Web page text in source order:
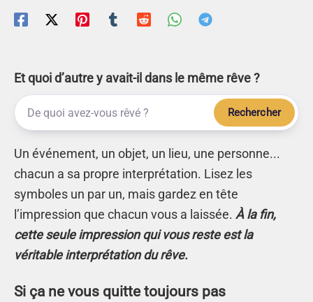
Et quoi d’autre y avait-il dans le même rêve ?
Rechercher
Un événement, un objet, un lieu, une personne...
chacun a sa propre interprétation. Lisez les
symboles un par un, mais gardez en tête
l’impression que chacun vous a laissée. À la fin,
cette seule impression qui vous reste est la
véritable interprétation du rêve.
Si ça ne vous quitte toujours pas